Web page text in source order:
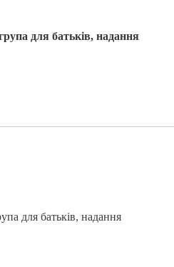
для батьків, надання
для батьків, надання